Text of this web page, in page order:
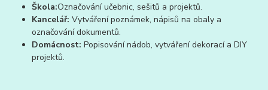
Škola:Označování učebnic, sešitů a projektů.
Kancelář: Vytváření poznámek, nápisů na obaly a
označování dokumentů.
Domácnost: Popisování nádob, vytváření dekorací a DIY
projektů.